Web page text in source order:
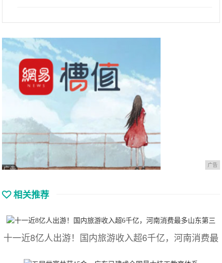
广告
相关推荐
十一近8亿人出游！国内旅游收入超6千亿，河南消费最